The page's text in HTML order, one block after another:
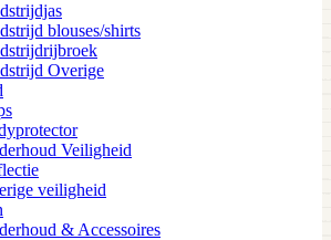
blouses/shirts
Overige
Veiligheid
veiligheid
& Accessoires